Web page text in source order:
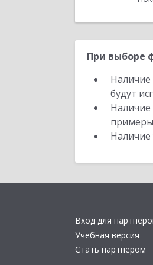
При выборе
Наличие
будут
Вход для
Учебная версия
Стать партнером